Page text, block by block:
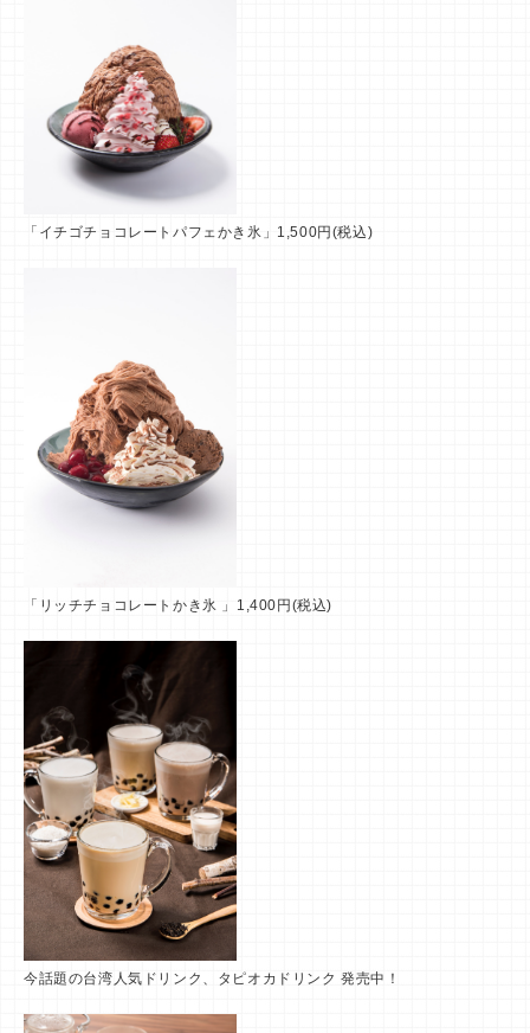
「イチゴチョコレートパフェかき氷」1,500円(税込)
「リッチチョコレートかき氷 」1,400円(税込)
今話題の台湾人気ドリンク、タピオカドリンク 発売中！